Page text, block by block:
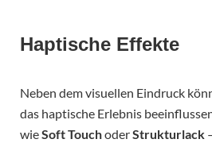
Haptische Effekte
Neben dem visuellen Eindruck
das haptische Erlebnis
wieSoft TouchoderStrukturlack